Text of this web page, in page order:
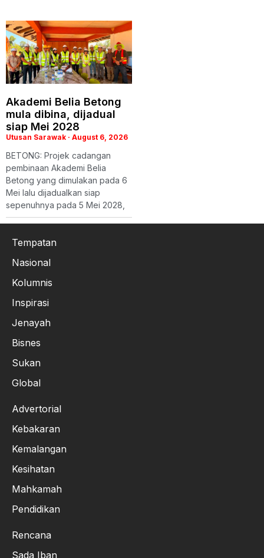
Akademi Belia Betong
mula dibina, dijadual
siap Mei 2028
Utusan Sarawak August 6, 2026
BETONG: Projek cadangan
pembinaan Akademi Belia
Betong yang dimulakan pada 6
Mei lalu dijadualkan siap
sepenuhnya pada 5 Mei 2028,
Tempatan
Nasional
Kolumnis
Inspirasi
Jenayah
Bisnes
Sukan
Global
Advertorial
Kebakaran
Kemalangan
Kesihatan
Mahkamah
Pendidikan
Rencana
Sada Iban